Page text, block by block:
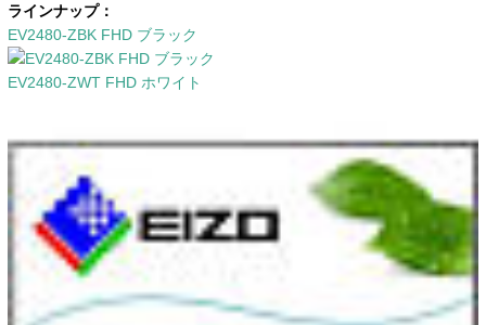
ラインナップ：
EV2480-ZBK FHD ブラック
EV2480-ZWT FHD ホワイト